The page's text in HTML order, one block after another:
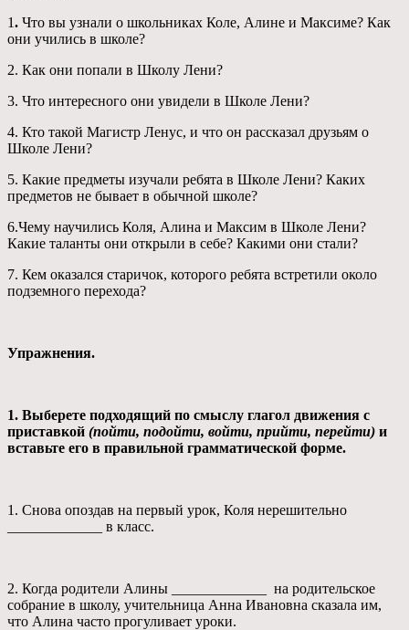
1. Что вы узнали о школьниках Коле, Алине и Максиме? Как
они учились в школе?
2. Как они попали в Школу Лени?
3. Что интересного они увидели в Школе Лени?
4. Кто такой Магистр Ленус, и что он рассказал друзьям о
Школе Лени?
5. Какие предметы изучали ребята в Школе Лени? Каких
предметов не бывает в обычной школе?
6.Чему научились Коля, Алина и Максим в Школе Лени?
Какие таланты они открыли в себе? Какими они стали?
7. Кем оказался старичок, которого ребята встретили около
подземного перехода?
Упражнения.
1. Выберете подходящий по смыслу глагол движения с
приставкой (пойти, подойти, войти, прийти, перейти) и
вставьте его в правильной грамматической форме.
1. Снова опоздав на первый урок, Коля нерешительно
_____________ в класс.
2. Когда родители Алины _____________ на родительское
собрание в школу, учительница Анна Ивановна сказала им,
что Алина часто прогуливает уроки.